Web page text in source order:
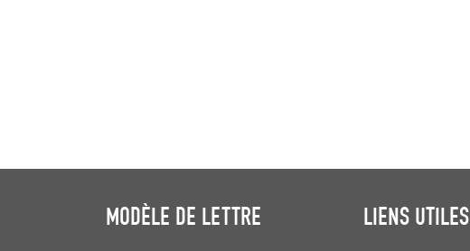
MODÈLE DE LETTRE LIENS UTILES